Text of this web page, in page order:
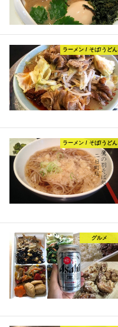
ラーメン / そば/うどん
ラーメン / そば/うどん
グルメ